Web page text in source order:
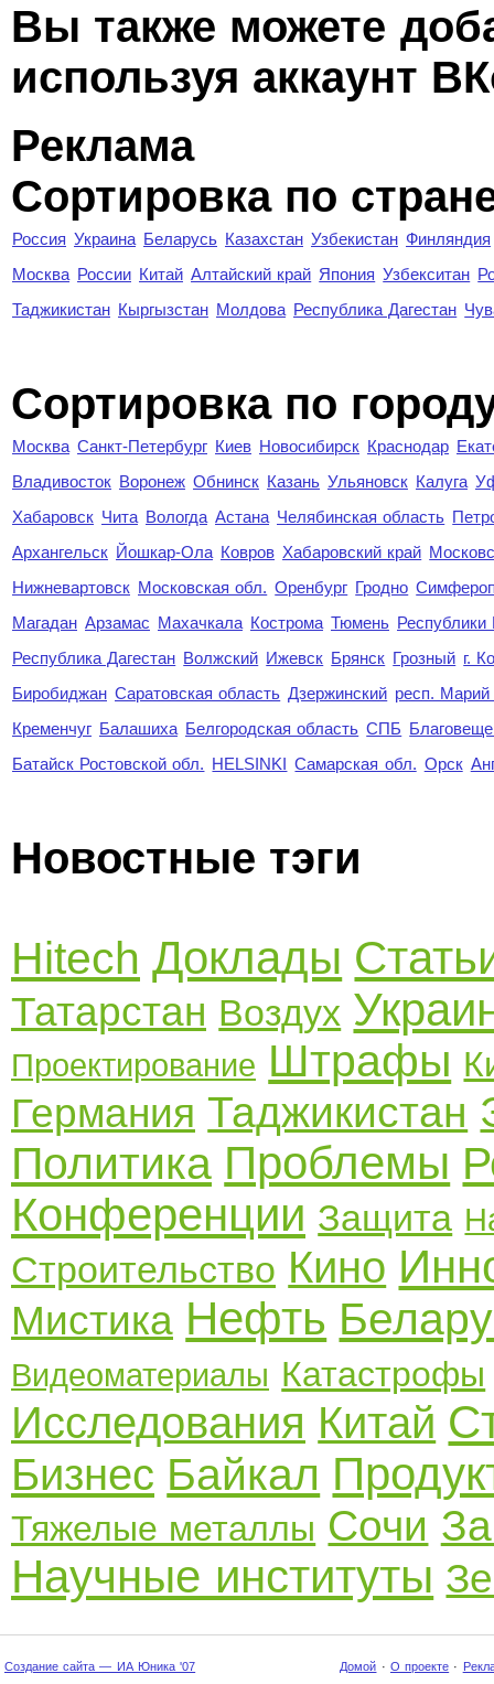
Вы также можете
используя аккаунт
Реклама
Сортировка по
Россия Украина Беларусь Казахстан Узбекистан Финляндия
Москва России Китай Алтайский край Япония Узбекситан
Таджикистан Кыргызстан Молдова Республика Дагестан
Cортировка по
Москва Санкт-Петербург Киев Новосибирск Краснодар
Владивосток Воронеж Обнинск Казань Ульяновск Калуга
Хабаровск Чита Вологда Астана Челябинская область
Архангельск Йошкар-Ола Ковров Хабаровский край
Нижневартовск Московская обл. Оренбург Гродно
Магадан Арзамас Махачкала Кострома Тюмень Республики
Республика Дагестан Волжский Ижевск Брянск Грозный г.
Биробиджан Саратовская область Дзержинский респ.
Кременчуг Балашиха Белгородская область СПБ
Батайск Ростовской обл. HELSINKI Самарская обл. Орск
Новостные тэги
Hitech Доклады
Татарстан Воздух
Проектирование Штрафы
Германия Таджикистан
Политика Проблемы
Конференции Защита
Строительство Кино
Мистика Нефть
Видеоматериалы Катастрофы
Исследования Китай
Бизнес Байкал
Тяжелые металлы Сочи
Научные институты
Создание сайта — ИА Юника '07 Домой · О проекте ·